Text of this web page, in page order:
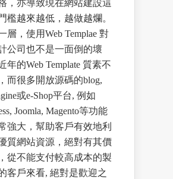
，亦導致現在網站建設這
檻越來越低，越做越爛。
層，使用Web Templae 對
公司也不是一面倒的壞
年的Web Template 質素不
而很多開放源碼的blog,
或e-Shop平台, 例如
Joomla, Magento等功能
強大，幫助客戶有效地利
質網站資源，絕對有其價
從不能支付較高成本的製
客戶來看, 絕對是歡迎之